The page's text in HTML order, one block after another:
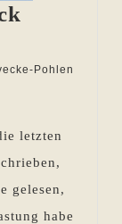
Pohlen
letzten
gelesen,
habe